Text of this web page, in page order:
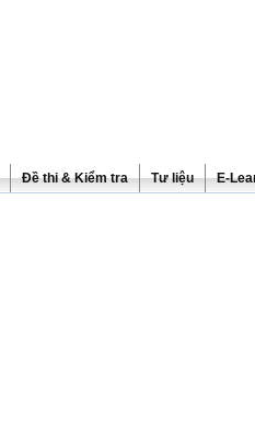
Đề thi & Kiểm tra Tư liệu E-